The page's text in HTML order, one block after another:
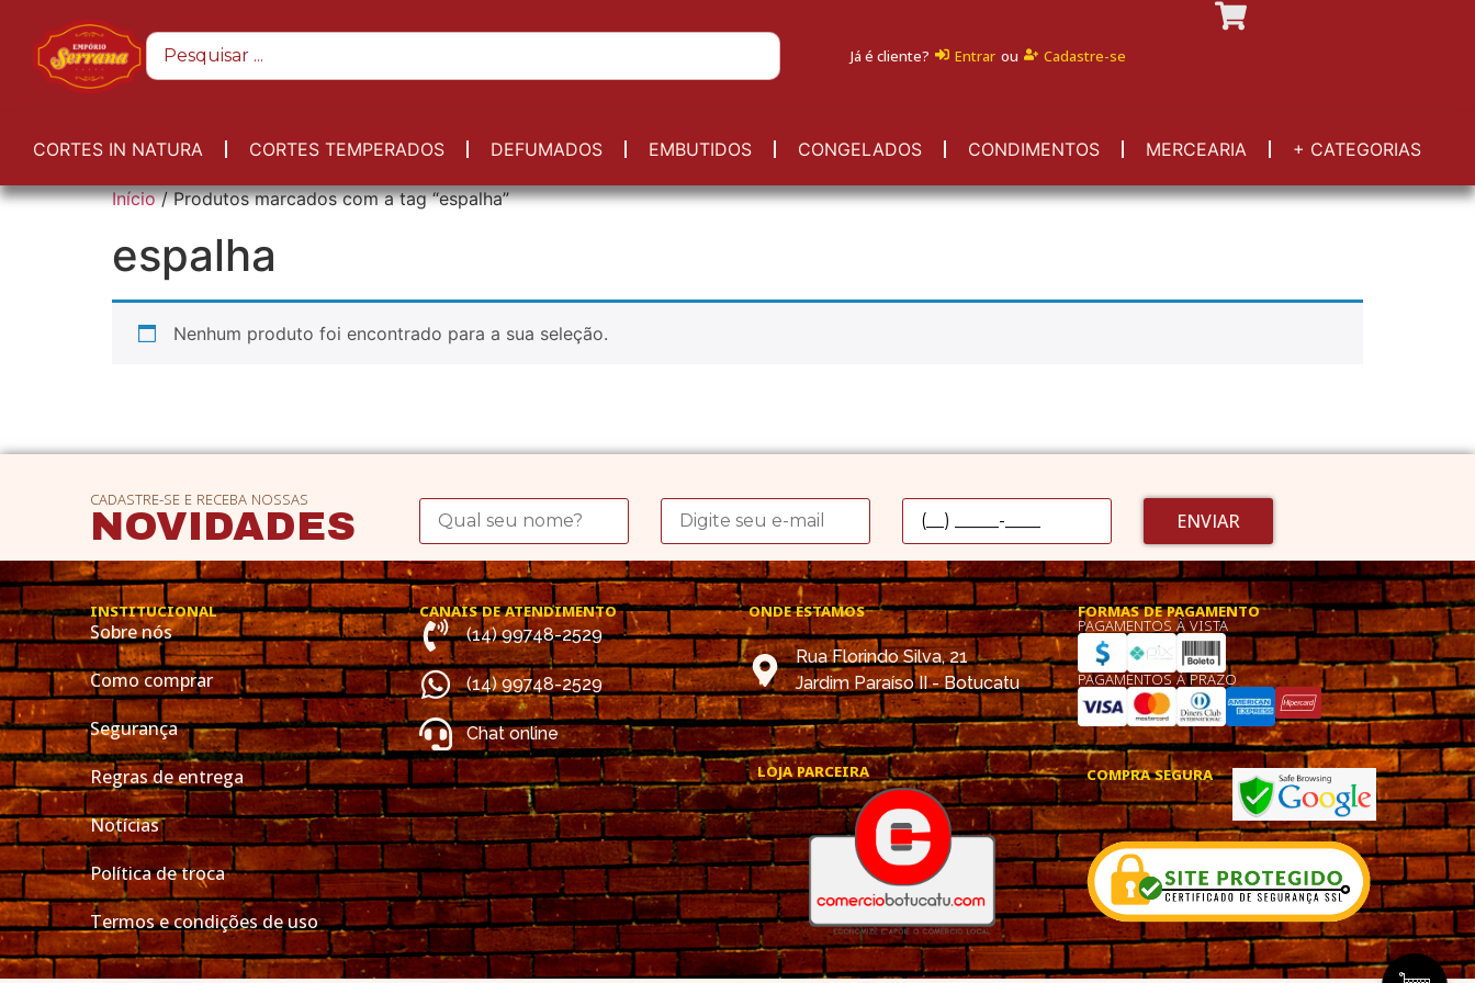
Já é cliente? Entrar ou Cadastre-se
CORTES IN NATURA CORTES TEMPERADOS DEFUMADOS EMBUTIDOS CONGELADOS CONDIMENTOS MERCEARIA + CATEGORIAS
Início/ Produtos marcados com a tag “espalha”
espalha
Nenhum produto foi encontrado para a sua seleção.
CADASTRE-SE E RECEBA NOSSAS
NOVIDADES ENVIAR
INSTITUCIONAL
Sobre nós
Como comprar
Segurança
Regras de entrega
Notícias
Política de troca
Termos e condições de uso
CANAIS DE ATENDIMENTO
(14) 99748-2529
(14) 99748-2529
Chat online
ONDE ESTAMOS
Rua Florindo Silva, 21
Jardim Paraíso II - Botucatu
LOJA PARCEIRA
FORMAS DE PAGAMENTO
PAGAMENTOS À VISTA
PAGAMENTOS À PRAZO
COMPRA SEGURA